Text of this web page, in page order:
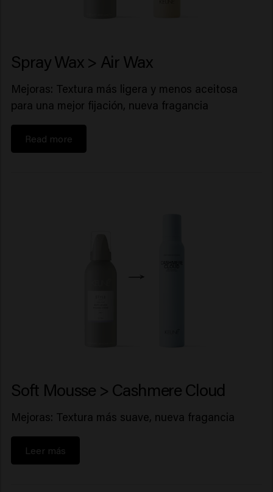
Spray Wax > Air Wax
Mejoras: Textura más ligera y menos aceitosa
para una mejor fijación, nueva fragancia
Read more
Soft Mousse > Cashmere Cloud
Mejoras: Textura más suave, nueva fragancia
Leer más